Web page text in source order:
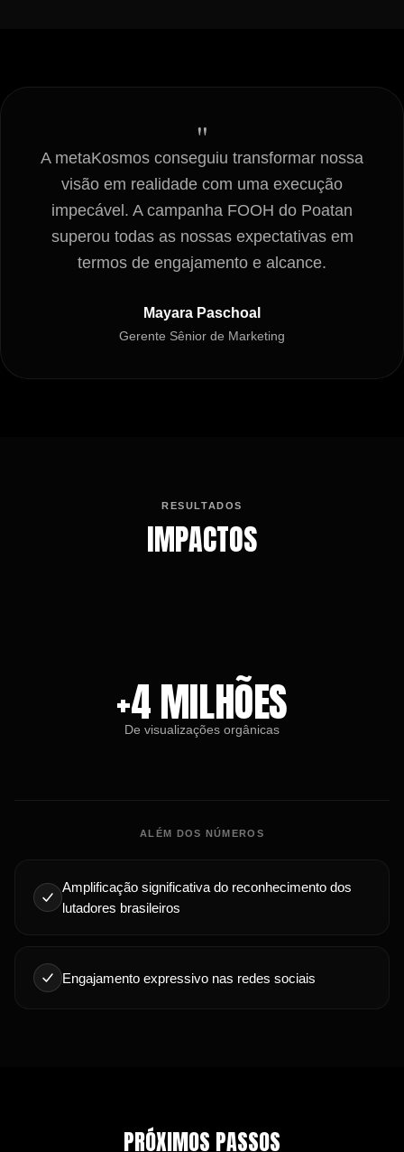
"
A metaKosmos conseguiu transformar nossa
visão em realidade com uma execução
impecável. A campanha FOOH do Poatan
superou todas as nossas expectativas em
termos de engajamento e alcance.
Mayara Paschoal
Gerente Sênior de Marketing
RESULTADOS
IMPACTOS
+4 MILHÕES
De visualizações orgânicas
ALÉM DOS NÚMEROS
Amplificação significativa do reconhecimento dos
lutadores brasileiros
Engajamento expressivo nas redes sociais
PRÓXIMOS PASSOS